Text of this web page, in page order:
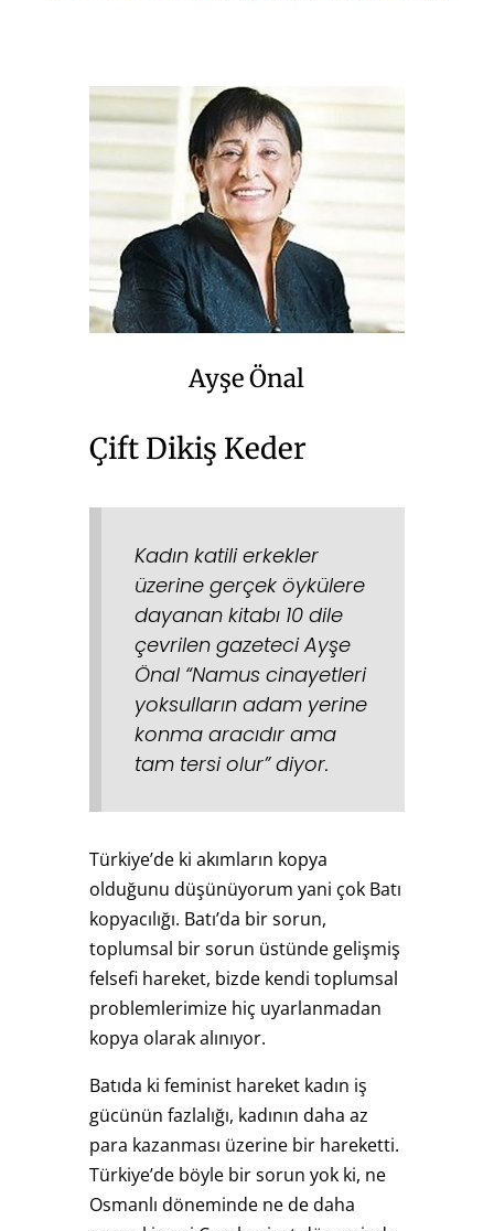
Ayşe Önal
Çift Dikiş Keder
Kadın katili erkekler
üzerine gerçek öykülere
dayanan kitabı 10 dile
çevrilen gazeteci Ayşe
Önal “Namus cinayetleri
yoksulların adam yerine
konma aracıdır ama
tam tersi olur” diyor.
Türkiye’de ki akımların kopya
olduğunu düşünüyorum yani çok Batı
kopyacılığı. Batı’da bir sorun,
toplumsal bir sorun üstünde gelişmiş
felsefi hareket, bizde kendi toplumsal
problemlerimize hiç uyarlanmadan
kopya olarak alınıyor.
Batıda ki feminist hareket kadın iş
gücünün fazlalığı, kadının daha az
para kazanması üzerine bir hareketti.
Türkiye’de böyle bir sorun yok ki, ne
Osmanlı döneminde ne de daha